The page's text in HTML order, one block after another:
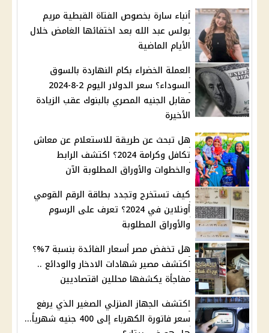
أنباء سارة بخصوص الفتاة القبطية مريم
بولس عبد الله بعد اختفائها الغامض خلال
الأيام الماضية
العملة الخضراء بكام النهاردة بالسوق
السوداء؟ سعر الدولار اليوم 2-8-2024
مقابل الجنيه المصري بالبنوك عقب الزيادة
الأخيرة
هل تبحث عن طريقة للاستعلام عن معاش
تكافل وكرامة 2024؟ اكتشف الرابط
والخطوات والأوراق المطلوبة الآن
كيف تستخرج وتجدد بطاقة الرقم القومي
أونلاين في 2024؟ تعرف على الرسوم
والأوراق المطلوبة
هل تخفض مصر أسعار الفائدة بنسبة 7%؟
اكتشف مصير شهادات الادخار والودائع ..
مفاجأة يكشفها محللين اقتصاديين
اكتشف الجهاز المنزلي الصغير الذي يرفع
سعر فاتورة الكهرباء إلى 400 جنيه شهرياً...